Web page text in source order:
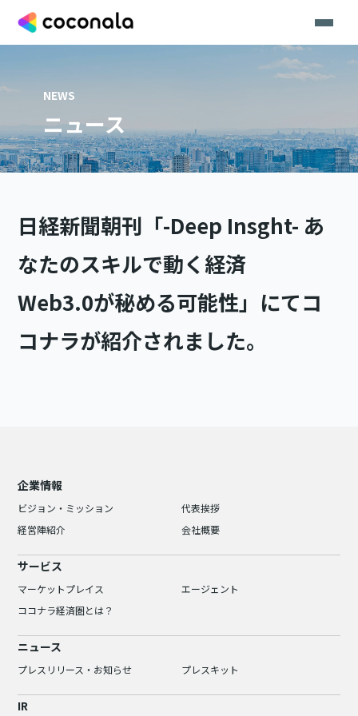
NEWS
ニュース
日経新聞朝刊「-Deep Insght- あ
なたのスキルで動く経済
Web3.0が秘める可能性」にてコ
コナラが紹介されました。
企業情報
ビジョン・ミッション
代表挨拶
経営陣紹介
会社概要
サービス
マーケットプレイス
エージェント
ココナラ経済圏とは？
ニュース
プレスリリース・お知らせ プレスキット
IR